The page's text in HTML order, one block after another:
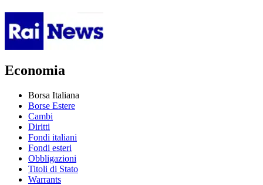
Economia
Borsa Italiana
Borse Estere
Cambi
Diritti
Fondi italiani
Fondi esteri
Obbligazioni
Titoli di Stato
Warrants